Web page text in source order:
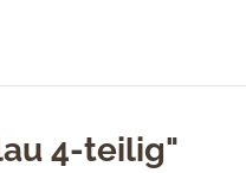
4-teilig"